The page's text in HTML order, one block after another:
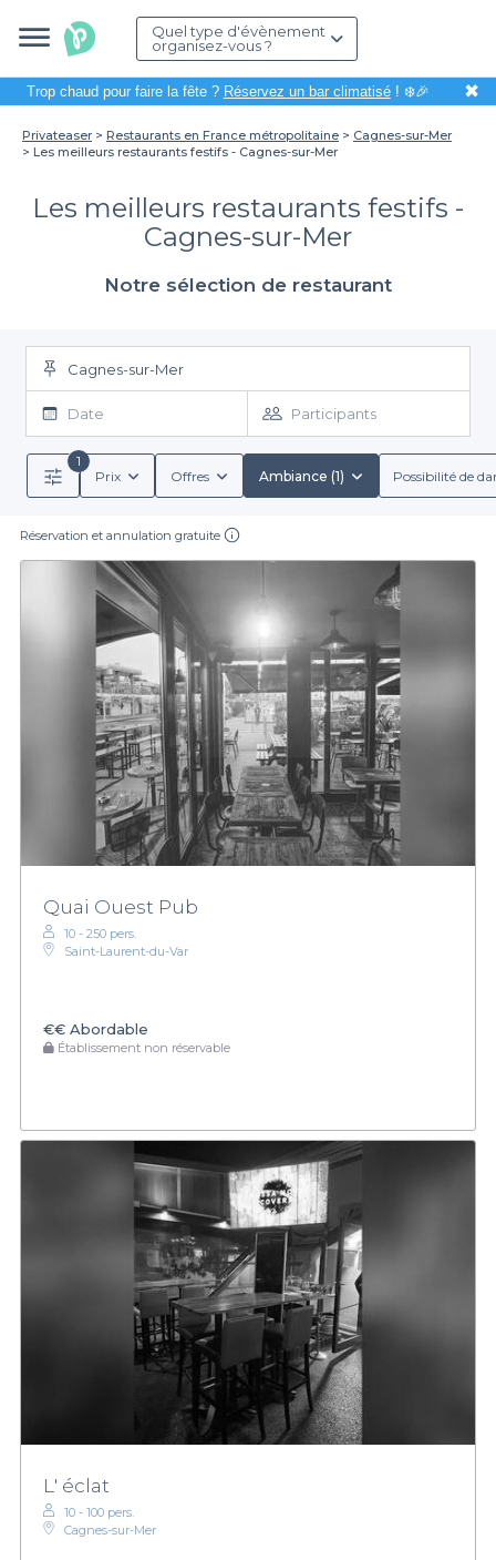
Quel type d'évènement
organisez-vous ?
Trop chaud pour faire la fête ? Réservez un bar climatisé! ❄️🎉 ✖
Privateaser Restaurants en France métropolitaine
Cagnes-sur-Mer
Les meilleurs restaurants festifs - Cagnes-sur-Mer
Les meilleurs restaurants festifs -
Cagnes-sur-Mer
Notre sélection de restaurant
Cagnes-sur-Mer
Date Participants
1
Prix
Offres Ambiance (1) Possibilité de
Réservation et annulation gratuite
Quai Ouest Pub
10 - 250 pers.
Saint-Laurent-du-Var
€€ Abordable
Établissement non réservable
L' éclat
10 - 100 pers.
Cagnes-sur-Mer